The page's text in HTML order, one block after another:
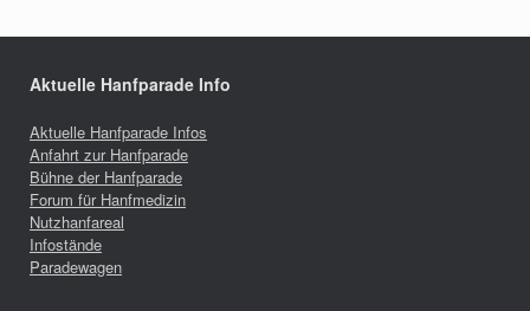
Aktuelle Hanfparade Info
Aktuelle Hanfparade Infos
Anfahrt zur Hanfparade
Bühne der Hanfparade
Forum für Hanfmedizin
Nutzhanfareal
Infostände
Paradewagen